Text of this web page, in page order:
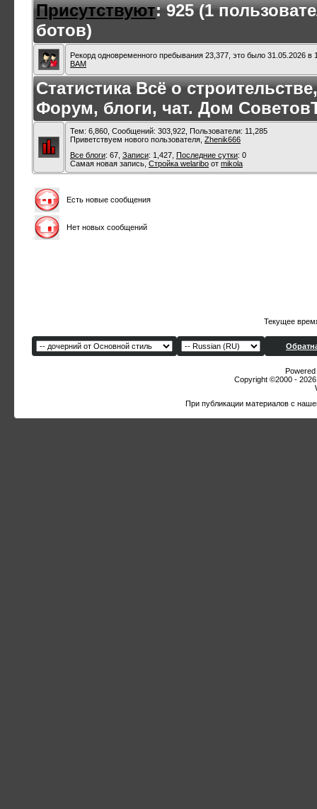
Присутствуют: 925 (1
ботов)
Рекорд одновременного пребывания 23,377, это было 31.05.2026 в
ВАМ
Статистика Всё о
Форум, блоги, чат. Дом
Тем: 6,860, Сообщений: 303,922, Пользователи: 11,285
Приветствуем нового пользователя, Zhenik666
Все блоги: 67, Записи: 1,427, Последние сутки: 0
Самая новая запись, Стройка welaribo от mikola
Есть новые сообщения
Нет новых сообщений
Текущее
Copyright ©2000 -
При публикации материалов с